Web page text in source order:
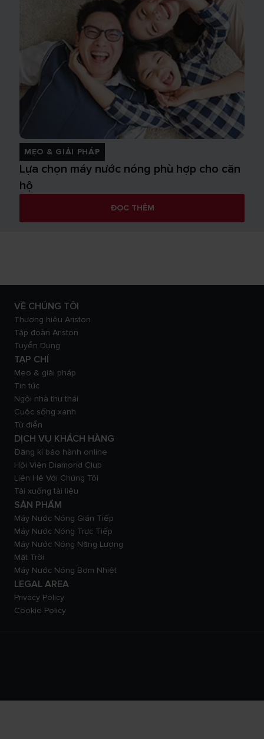
MẸO & GIẢI PHÁP
Lựa chọn máy nước nóng phù hợp cho căn
hộ
ĐỌC THÊM
VỀ CHÚNG TÔI
Thương hiệu Ariston
Tập đoàn Ariston
Tuyển Dụng
TẠP CHÍ
Mẹo & giải pháp
Tin tức
Ngôi nhà thư thái
Cuộc sống xanh
Từ điển
DỊCH VỤ KHÁCH HÀNG
Đăng kí bảo hành online
Hội Viên Diamond Club
Liên Hệ Với Chúng Tôi
Tải xuống tài liệu
SẢN PHẨM
Máy Nước Nóng Gián Tiếp
Máy Nước Nóng Trực Tiếp
Máy Nước Nóng Năng Lượng
Mặt Trời
Máy Nước Nóng Bơm Nhiệt
LEGAL AREA
Privacy Policy
Cookie Policy